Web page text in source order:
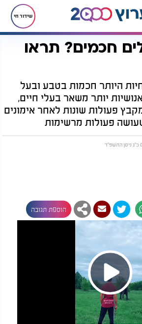
שידור חי
עד כמה פילים חכמים? תראו את זה
חכמים? תראו
היותר חכמות בטבע ובעל
יותר משאר בעלי חיים,
פעולות שונות לאחר אימונים
פעולות מרשימות
הוספת תגובה